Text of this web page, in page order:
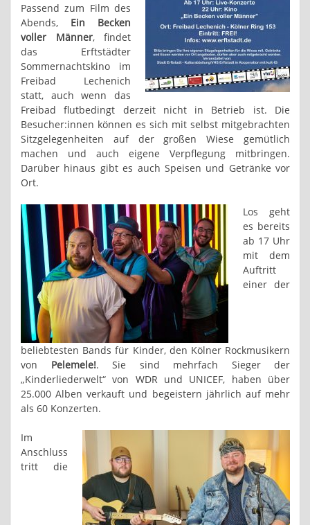
Passend zum Film des
Abends, Ein Becken
voller Männer, findet
das Erftstädter
Sommernachtskino im
Freibad Lechenich
statt, auch wenn das
Freibad flutbedingt derzeit nicht in Betrieb ist. Die
Besucher:innen können es sich mit selbst mitgebrachten
Sitzgelegenheiten auf der großen Wiese gemütlich
machen und auch eigene Verpflegung mitbringen.
Darüber hinaus gibt es auch Speisen und Getränke vor
Ort.
Los geht
es bereits
ab 17 Uhr
mit dem
Auftritt
einer der
beliebtesten Bands für Kinder, den Kölner Rockmusikern
von Pelemele!. Sie sind mehrfach Sieger der
„Kinderliederwelt“ von WDR und UNICEF, haben über
25.000 Alben verkauft und begeistern jährlich auf mehr
als 60 Konzerten.
Im
Anschluss
tritt die